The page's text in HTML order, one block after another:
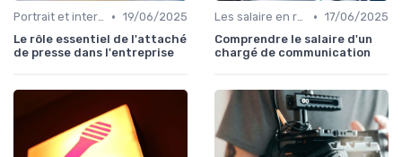
Portrait et interview • 19/06/2025
Le rôle essentiel de l'attaché
de presse dans l'entreprise
Les salaire en relation presse • 17/06/2025
Comprendre le salaire d'un
chargé de communication